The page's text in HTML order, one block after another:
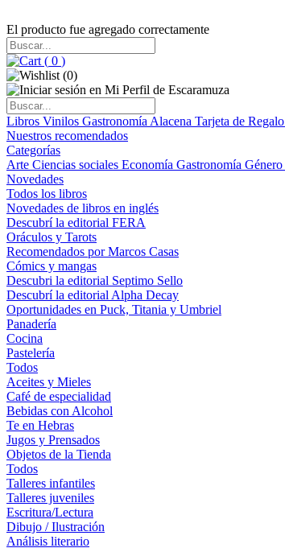
El producto fue agregado correctamente
( 0 )
(0)
Libros Vinilos Gastronomía Alacena Tarjeta de Regalo
Nuestros recomendados
Categorías
Arte Ciencias sociales Economía Gastronomía Género
Novedades
Todos los libros
Novedades de libros en inglés
Descubrí la editorial FERA
Oráculos y Tarots
Recomendados por Marcos Casas
Cómics y mangas
Descubri la editorial Septimo Sello
Descubrí la editorial Alpha Decay
Oportunidades en Puck, Titania y Umbriel
Panadería
Cocina
Pastelería
Todos
Aceites y Mieles
Café de especialidad
Bebidas con Alcohol
Te en Hebras
Jugos y Prensados
Objetos de la Tienda
Todos
Talleres infantiles
Talleres juveniles
Escritura/Lectura
Dibujo / Ilustración
Análisis literario